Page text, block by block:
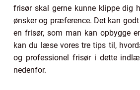
frisør skal gerne kunne klippe dig
ønsker og præference. Det kan
en frisør, som man kan opbygge
kan du læse vores tre tips til,
og professionel frisør i dette
nedenfor.